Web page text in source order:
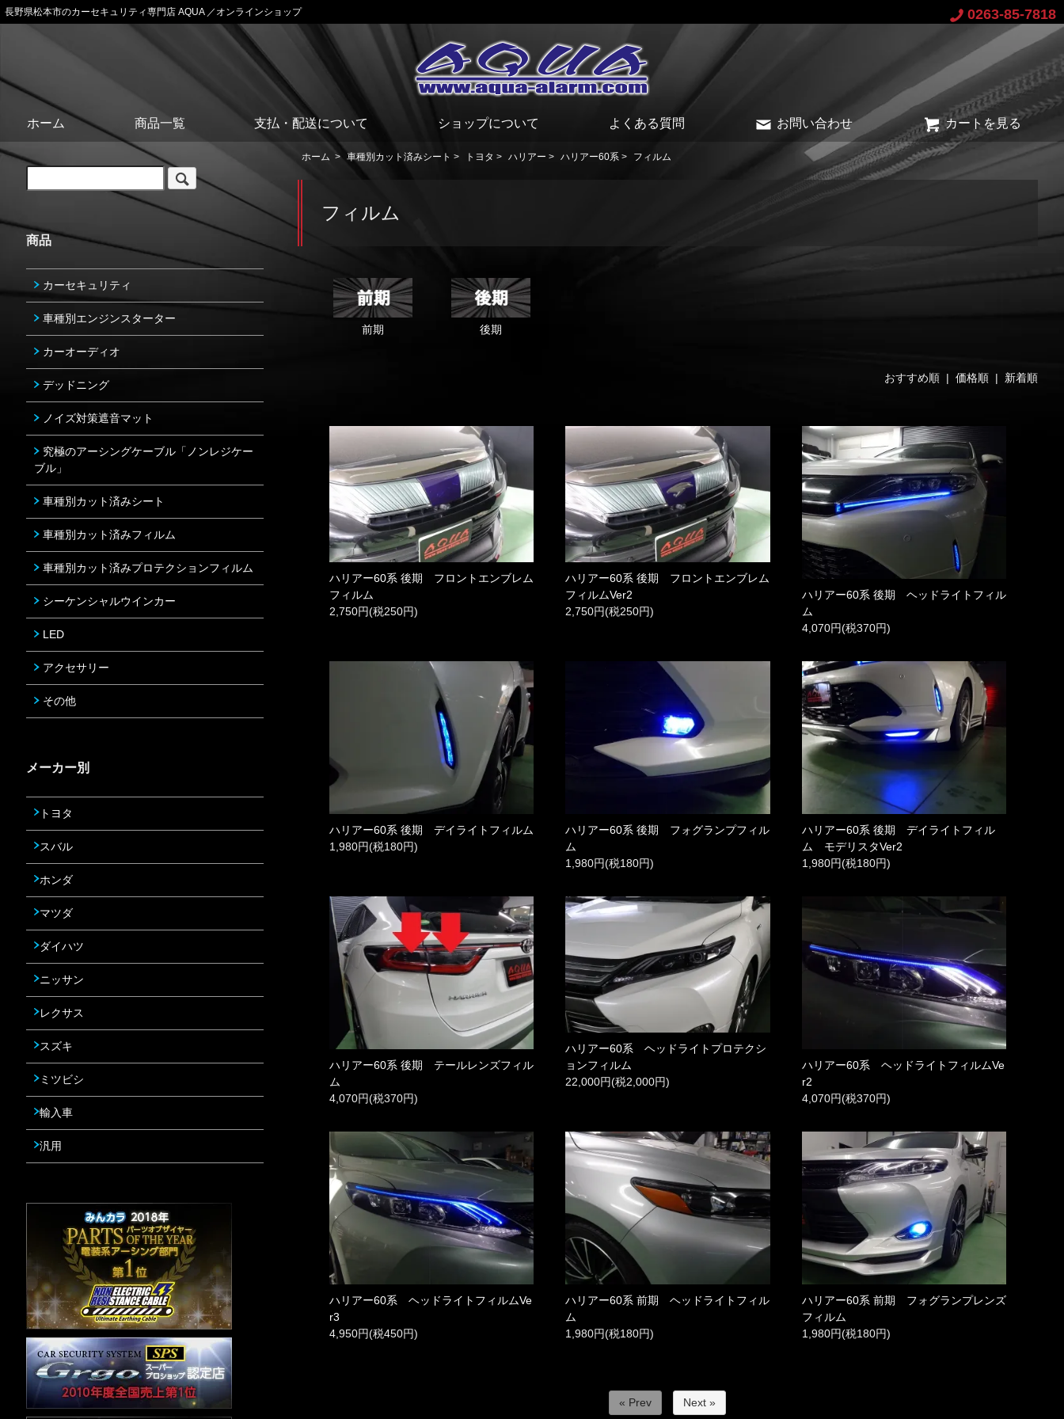
長野県松本市のカーセキュリティ専門店 AQUA ／オンラインショップ 0263-85-7818
ホーム 商品一覧 支払・配送について ショップについて よくある質問 お問い合わせ カートを見る
ホーム > 車種別カット済みシート > トヨタ > ハリアー > ハリアー60系 > フィルム
フィルム
前期 後期
おすすめ順 | 価格順| 新着順
ハリアー60系 後期 フロントエンブレム
フィルム
2,750円(税250円)
ハリアー60系 後期 フロントエンブレム
フィルムVer2
2,750円(税250円)
ハリアー60系 後期 ヘッドライトフィル
ム
4,070円(税370円)
ハリアー60系 後期 デイライトフィルム
1,980円(税180円)
ハリアー60系 後期 フォグランプフィル
ム
1,980円(税180円)
ハリアー60系 後期 デイライトフィル
ム モデリスタVer2
1,980円(税180円)
ハリアー60系 後期 テールレンズフィル
ム
4,070円(税370円)
ハリアー60系 ヘッドライトプロテクシ
ョンフィルム
22,000円(税2,000円)
ハリアー60系 ヘッドライトフィルムVe
r2
4,070円(税370円)
ハリアー60系 ヘッドライトフィルムVe
r3
4,950円(税450円)
ハリアー60系 前期 ヘッドライトフィル
ム
1,980円(税180円)
ハリアー60系 前期 フォグランプレンズ
フィルム
1,980円(税180円)
« Prev Next »
商品
カーセキュリティ
車種別エンジンスターター
カーオーディオ
デッドニング
ノイズ対策遮音マット
究極のアーシングケーブル「ノンレジケー
ブル」
車種別カット済みシート
車種別カット済みフィルム
車種別カット済みプロテクションフィルム
シーケンシャルウインカー
LED
アクセサリー
その他
メーカー別
トヨタ
スバル
ホンダ
マツダ
ダイハツ
ニッサン
レクサス
スズキ
ミツビシ
輸入車
汎用